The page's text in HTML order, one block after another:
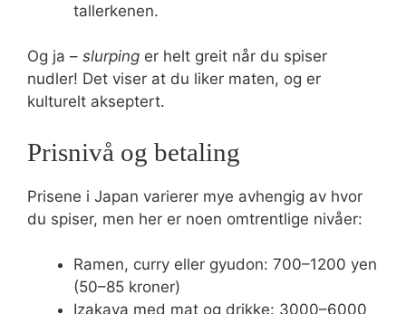
tallerkenen.
Og ja – slurping er helt greit når du spiser
nudler! Det viser at du liker maten, og er
kulturelt akseptert.
Prisnivå og betaling
Prisene i Japan varierer mye avhengig av hvor
du spiser, men her er noen omtrentlige nivåer:
Ramen, curry eller gyudon: 700–1200 yen
(50–85 kroner)
Izakaya med mat og drikke: 3000–6000